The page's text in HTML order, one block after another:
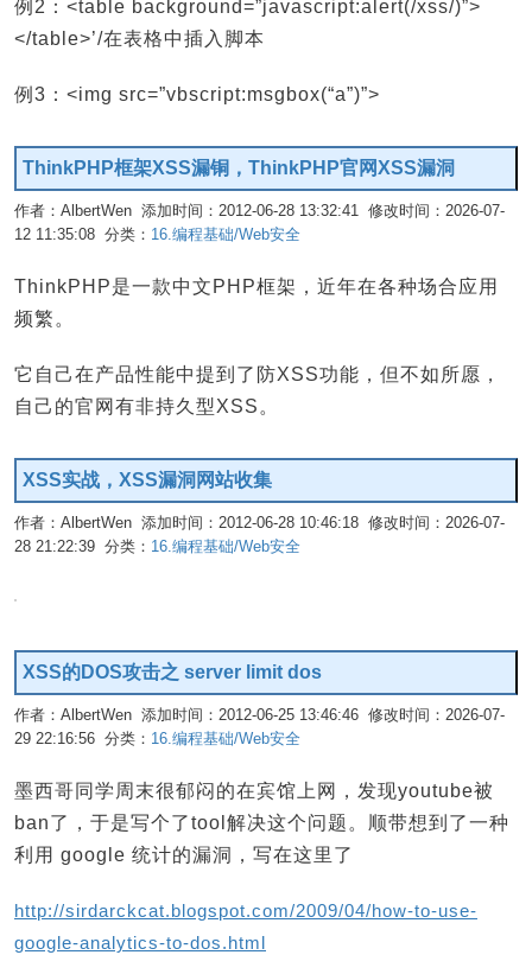
例2：<table background=”javascript:alert(/xss/)”>
</table>’/在表格中插入脚本
例3：<img src=”vbscript:msgbox(“a”)”>
ThinkPHP框架XSS漏铜，ThinkPHP官网XSS漏洞
作者：AlbertWen 添加时间：2012-06-28 13:32:41 修改时间：2026-07-
12 11:35:08 分类： 16.编程基础/Web安全
ThinkPHP是一款中文PHP框架，近年在各种场合应用
频繁。
它自己在产品性能中提到了防XSS功能，但不如所愿，
自己的官网有非持久型XSS。
XSS实战，XSS漏洞网站收集
作者：AlbertWen 添加时间：2012-06-28 10:46:18 修改时间：2026-07-
28 21:22:39 分类： 16.编程基础/Web安全
XSS的DOS攻击之 server limit dos
作者：AlbertWen 添加时间：2012-06-25 13:46:46 修改时间：2026-07-
29 22:16:56 分类： 16.编程基础/Web安全
墨西哥同学周末很郁闷的在宾馆上网，发现youtube被
ban了，于是写个了tool解决这个问题。顺带想到了一种
利用 google 统计的漏洞，写在这里了
http://sirdarckcat.blogspot.com/2009/04/how-to-use-
google-analytics-to-dos.html